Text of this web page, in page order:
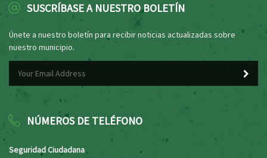
SUSCRÍBASE A NUESTRO BOLETÍN
Únete a nuestro boletín para recibir noticias actualizadas sobre
nuestro municipio.
NÚMEROS DE TELÉFONO
Seguridad Ciudadana